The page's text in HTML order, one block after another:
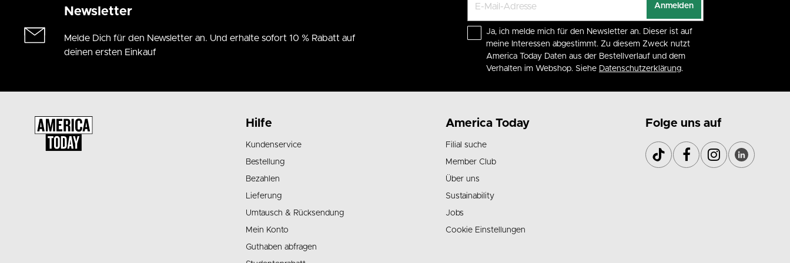
Newsletter
Melde Dich für den Newsletter an. Und erhalte sofort 10 % Rabatt auf
deinen ersten Einkauf
Anmelden
Ja, ich melde mich für den Newsletter an. Dieser ist auf
meine Interessen abgestimmt. Zu diesem Zweck nutzt
America Today Daten aus der Bestellverlauf und dem
Verhalten im Webshop. Siehe Datenschutzerklärung.
Hilfe
Kundenservice
Bestellung
Bezahlen
Lieferung
Umtausch & Rücksendung
Mein Konto
Guthaben abfragen
America Today
Filial suche
Member Club
Über uns
Sustainability
Jobs
Cookie Einstellungen
Folge uns auf